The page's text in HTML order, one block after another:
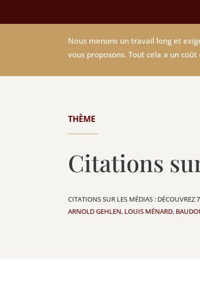
Nous menons un travail long et
vous proposons. Tout cela a un
THÈME
Citations
CITATIONS SUR LES MÉDIAS : DÉCOUVREZ
ARNOLD GEHLEN, LOUIS MÉNARD,